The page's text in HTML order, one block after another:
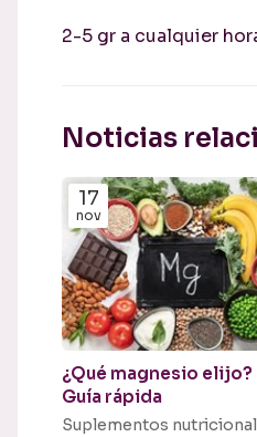
2-5 gr a cualquier
Noticias
17
nov
¿Qué magnesio elijo?
Guía rápida
Suplementos